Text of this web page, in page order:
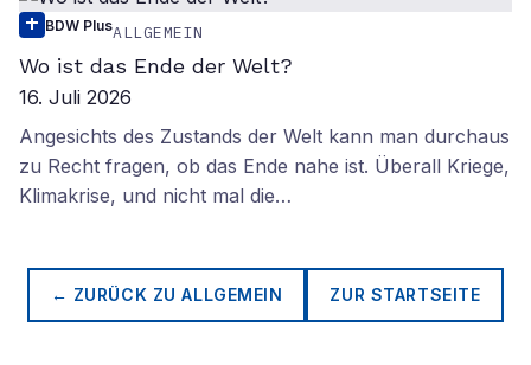
BDW PlusALLGEMEIN
Wo ist das Ende der Welt?
16. Juli 2026
Angesichts des Zustands der Welt kann man durchaus
zu Recht fragen, ob das Ende nahe ist. Überall Kriege,
Klimakrise, und nicht mal die…
← ZURÜCK ZUALLGEMEIN ZUR STARTSEITE